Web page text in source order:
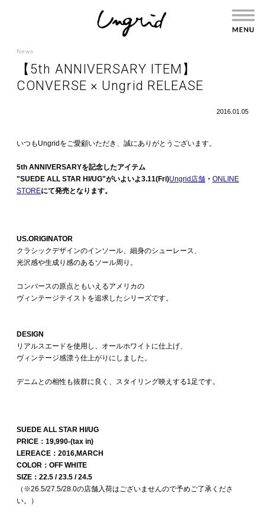
News
【5th ANNIVERSARY ITEM】
CONVERSE × Ungrid RELEASE
2016.01.05
いつもUngridをご愛顧いただき、誠にありがとうございます。
5th ANNIVERSARYを記念したアイテム
"SUEDE ALL STAR HI/UG"がいよいよ3.11(Fri)Ungrid店舗 ・ ONLINE
STOREにて発売となります。
US.ORIGINATOR
クラシックデザインのインソール、細身のシューレース、
光沢感や生成り感のあるソール周り。
コンバースの原点ともいえるアメリカの
ヴィンテージテイストを追求したシリーズです。
DESIGN
リアルスエードを使用し、オールホワイトに仕上げ、
ヴィンテージ感漂う仕上がりにしました。
デニムとの相性も抜群に良く、スタイリング映えする1足です。
SUEDE ALL STAR HI/UG
PRICE：19,990-(tax in)
LEREACE：2016,MARCH
COLOR：OFF WHITE
SIZE：22.5 / 23.5 / 24.5
（※26.5/27.5/28.0の店舗入荷はございませんので予めご了承くださ
い。）